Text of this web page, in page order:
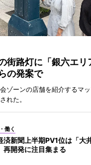
街路灯に「銀六エリ
の発案で
ゾーンの店舗を紹介するマ
れた。
働く
済新聞上半期PV1位は「大
開発に注目集まる